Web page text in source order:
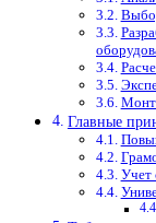
Главные
Учет